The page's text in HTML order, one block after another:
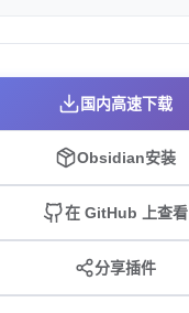
国内高速下载
Obsidian安装
在 GitHub 上查看
分享插件